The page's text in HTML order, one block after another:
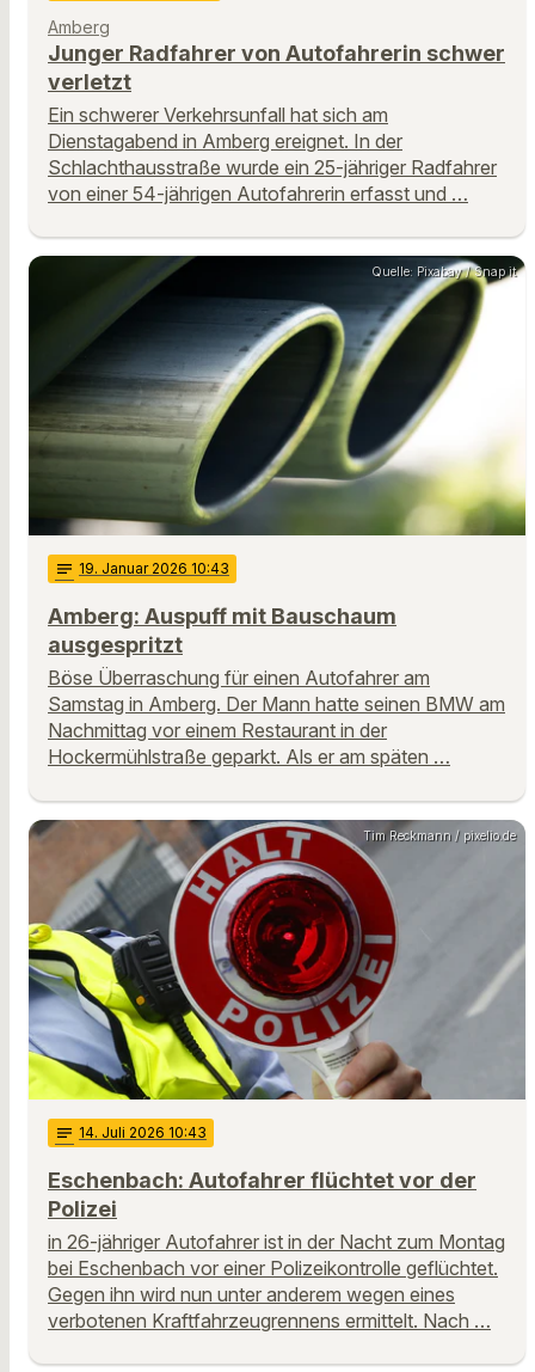
Amberg
Junger Radfahrer von Autofahrerin schwer
verletzt
Ein schwerer Verkehrsunfall hat sich am
Dienstagabend in Amberg ereignet. In der
Schlachthausstraße wurde ein 25-jähriger Radfahrer
von einer 54-jährigen Autofahrerin erfasst und …
Quelle: Pixabay / Snap it
notes 19. Januar 2026 10:43
Amberg: Auspuff mit Bauschaum
ausgespritzt
Böse Überraschung für einen Autofahrer am
Samstag in Amberg. Der Mann hatte seinen BMW am
Nachmittag vor einem Restaurant in der
Hockermühlstraße geparkt. Als er am späten …
Tim Reckmann / pixelio.de
notes 14. Juli 2026 10:43
Eschenbach: Autofahrer flüchtet vor der
Polizei
in 26-jähriger Autofahrer ist in der Nacht zum Montag
bei Eschenbach vor einer Polizeikontrolle geflüchtet.
Gegen ihn wird nun unter anderem wegen eines
verbotenen Kraftfahrzeugrennens ermittelt. Nach …